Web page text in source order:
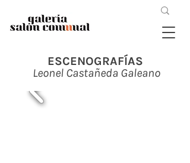
ESCENOGRAFÍAS
Leonel Castañeda Galeano